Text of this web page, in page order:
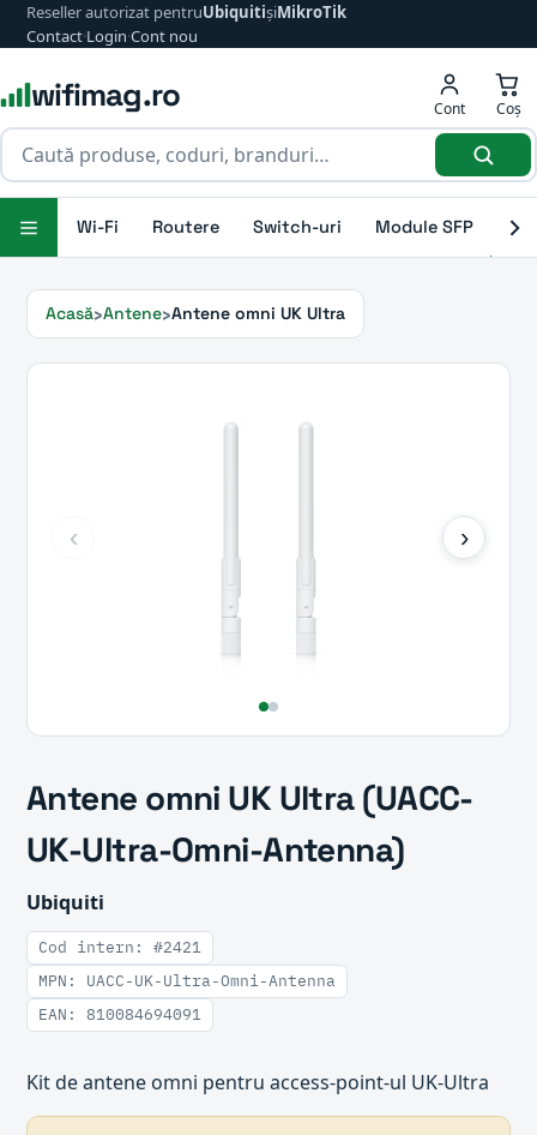
Reseller autorizat pentruUbiquitișiMikroTik
Contact·Login·Cont nou
wifimag.ro Cont Coș
Wi-Fi Routere Switch-uri Module SFP
Acasă Antene Antene omni UK Ultra
‹ ›
Antene omni UK Ultra (UACC-
UK-Ultra-Omni-Antenna)
Ubiquiti
Cod intern: #2421
MPN: UACC-UK-Ultra-Omni-Antenna
EAN: 810084694091
Kit de antene omni pentru access-point-ul UK-Ultra